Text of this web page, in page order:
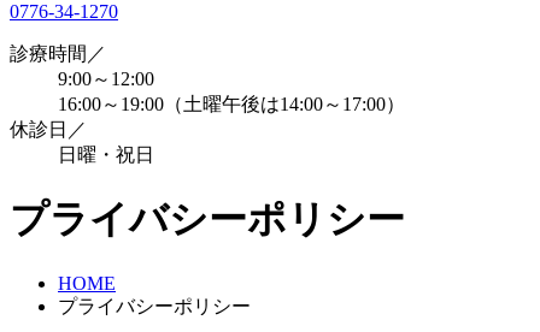
0776-34-1270
診療時間／
9:00～12:00
16:00～19:00（土曜午後は14:00～17:00）
休診日／
日曜・祝日
プライバシーポリシー
HOME
プライバシーポリシー